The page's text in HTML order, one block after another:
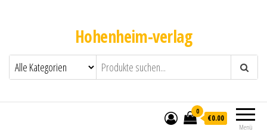
Hohenheim-verlag
Menü
0
€0.00